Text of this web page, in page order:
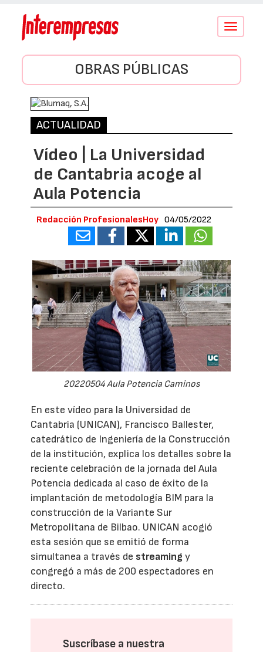
Conmutar
OBRAS PÚBLICAS
ACTUALIDAD
Vídeo | La Universidad
de Cantabria acoge al
Aula Potencia
Redacción ProfesionalesHoy 04/05/2022
20220504 Aula Potencia Caminos
En este vídeo para la Universidad de
Cantabria (UNICAN), Francisco Ballester,
catedrático de Ingeniería de la Construcción
de la institución, explica los detalles sobre la
reciente celebración de la jornada del Aula
Potencia dedicada al caso de éxito de la
implantación de metodología BIM para la
construcción de la Variante Sur
Metropolitana de Bilbao. UNICAN acogió
esta sesión que se emitió de forma
simultanea a través de streamingy
congregó a más de 200 espectadores en
directo.
Suscríbase a nuestra